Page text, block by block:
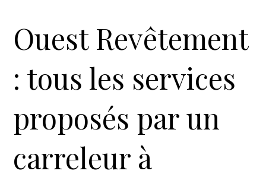
Ouest Revêtement
: tous les services
proposés par un
carreleur à